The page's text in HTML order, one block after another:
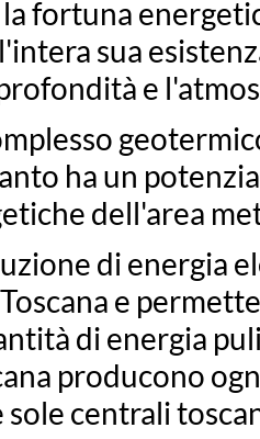
fortuna
sua
e
ha un
dell'area
di energia
e
di energia
producono
centrali